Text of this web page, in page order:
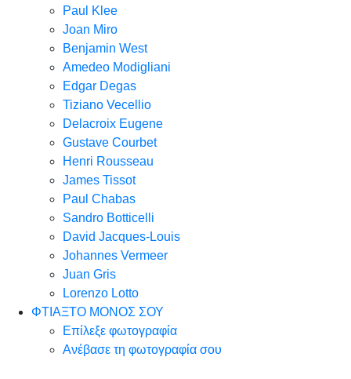
Paul Klee
Joan Miro
Benjamin West
Amedeo Modigliani
Edgar Degas
Tiziano Vecellio
Delacroix Eugene
Gustave Courbet
Henri Rousseau
James Tissot
Paul Chabas
Sandro Botticelli
David Jacques-Louis
Johannes Vermeer
Juan Gris
Lorenzo Lotto
ΦΤΙΑΞΤΟ ΜΟΝΟΣ ΣΟΥ
Επίλεξε φωτογραφία
Ανέβασε τη φωτογραφία σου